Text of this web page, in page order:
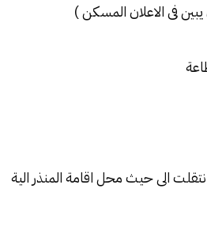
فى الاعلان المسكن )
الى حيث محل اقامة المنذر الية